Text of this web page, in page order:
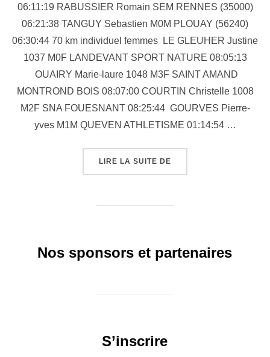
06:11:19 RABUSSIER Romain SEM RENNES (35000)
06:21:38 TANGUY Sebastien M0M PLOUAY (56240)
06:30:44 70 km individuel femmes LE GLEUHER Justine
1037 M0F LANDEVANT SPORT NATURE 08:05:13
OUAIRY Marie-laure 1048 M3F SAINT AMAND
MONTROND BOIS 08:07:00 COURTIN Christelle 1008
M2F SNA FOUESNANT 08:25:44 GOURVES Pierre-
yves M1M QUEVEN ATHLETISME 01:14:54 …
LIRE LA SUITE DE
Nos sponsors et partenaires
S’inscrire